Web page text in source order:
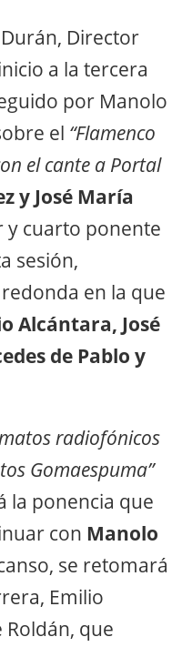
Director
a la tercera
por Manolo
el “Flamenco
el cante a Portal
y José María
y cuarto ponente
sesión,
en la que
Alcántara, José
de Pablo y
radiofónicos
Gomaespuma”
la ponencia que
con Manolo
se retomará
Emilio
Roldán, que